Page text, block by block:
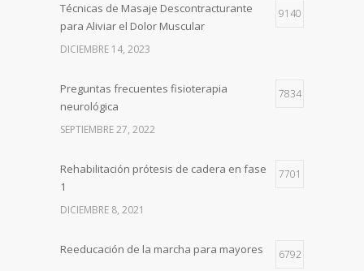
Técnicas de Masaje Descontracturante
para Aliviar el Dolor Muscular
9140
DICIEMBRE 14, 2023
Preguntas frecuentes fisioterapia
neurológica
7834
SEPTIEMBRE 27, 2022
Rehabilitación prótesis de cadera en fase
1
7701
DICIEMBRE 8, 2021
Reeducación de la marcha para mayores 6792